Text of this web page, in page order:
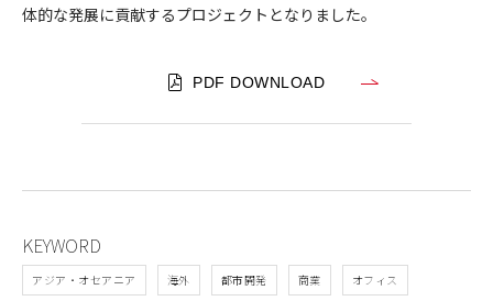
体的な発展に貢献するプロジェクトとなりました。
PDF DOWNLOAD
KEYWORD
アジア・オセアニア 海外 都市開発 商業 オフィス